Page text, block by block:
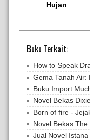
Hujan
Buku Terkait:
How to Speak
Gema Tanah
Buku Import
Novel Bekas
Born of fire -
Novel Bekas
Jual Novel